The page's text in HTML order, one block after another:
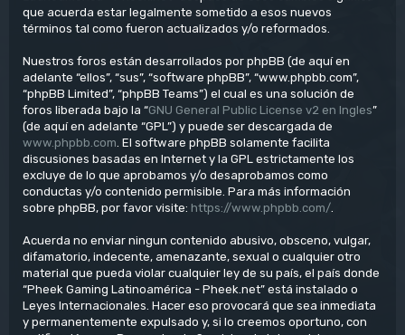
que acuerda estar legalmente sometido a esos nuevos
términos tal como fueron actualizados y/o reformados.
Nuestros foros están desarrollados por phpBB (de aquí en
adelante “ellos”, “sus”, “software phpBB”, “www.phpbb.com”,
“phpBB Limited”, “phpBB Teams”) el cual es una solución de
foros liberada bajo la “GNU General Public License v2 en Ingles”
(de aquí en adelante “GPL”) y puede ser descargada de
www.phpbb.com . El software phpBB solamente facilita
discusiones basadas en Internet y la GPL estrictamente los
excluye de lo que aprobamos y/o desaprobamos como
conductas y/o contenido permisible. Para más información
sobre phpBB, por favor visite: https://www.phpbb.com/
Acuerda no enviar ningun contenido abusivo, obsceno, vulgar,
difamatorio, indecente, amenazante, sexual o cualquier otro
material que pueda violar cualquier ley de su país, el país donde
“Pheek Gaming Latinoamérica - Pheek.net” está instalado o
Leyes Internacionales. Hacer eso provocará que sea inmediata
y permanentemente expulsado y, si lo creemos oportuno, con